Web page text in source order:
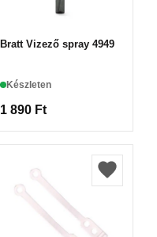
Bratt Vizező spray 4949
Készleten
1 890 Ft